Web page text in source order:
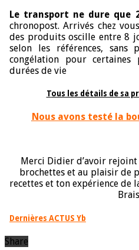
Le transport ne dure que
chronopost. Arrivés chez
des produits oscille entre 8
selon les références, sans
congélation pour certaines
durées de vie
Tous les détails de sa
Nous avons testé la
Merci Didier d’avoir
brochettes et au plaisir de
recettes et ton expérience de
Dernières ACTUS Yb
Share